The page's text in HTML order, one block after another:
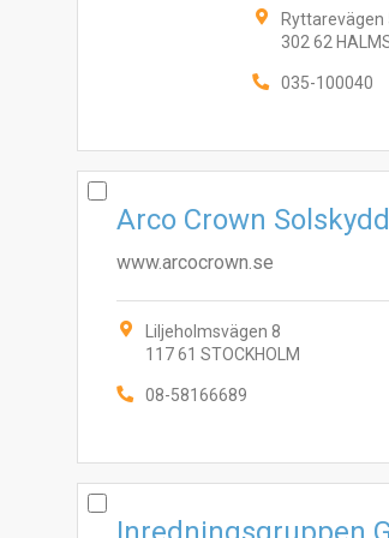
Ryttarevägen
302 62
035-100040
Arco Crown
www.arcocrown.se
Liljeholmsvägen 8
117 61 STOCKHOLM
08-58166689